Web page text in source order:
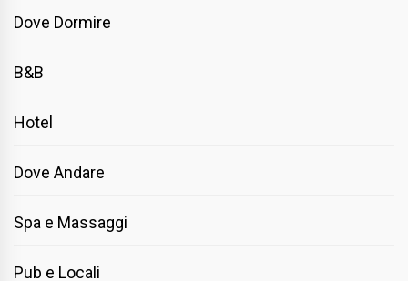
Dove Dormire
B&B
Hotel
Dove Andare
Spa e Massaggi
Pub e Locali